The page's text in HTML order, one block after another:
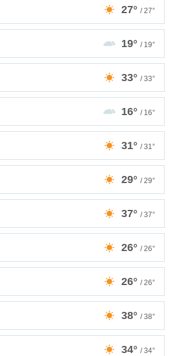
27° / 27°
19° / 19°
33° / 33°
16° / 16°
31° / 31°
29° / 29°
37° / 37°
26° / 26°
26° / 26°
38° / 38°
34° / 34°